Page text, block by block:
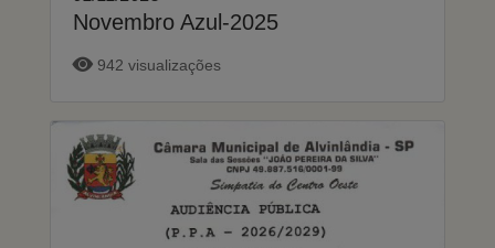
Novembro Azul-2025
942 visualizações